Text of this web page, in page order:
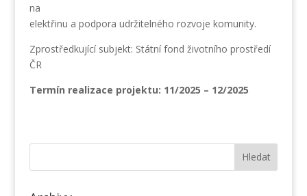
na
elektřinu a podpora udržitelného rozvoje komunity.
Zprostředkující subjekt: Státní fond životního prostředí
ČR
Termín realizace projektu: 11/2025 – 12/2025